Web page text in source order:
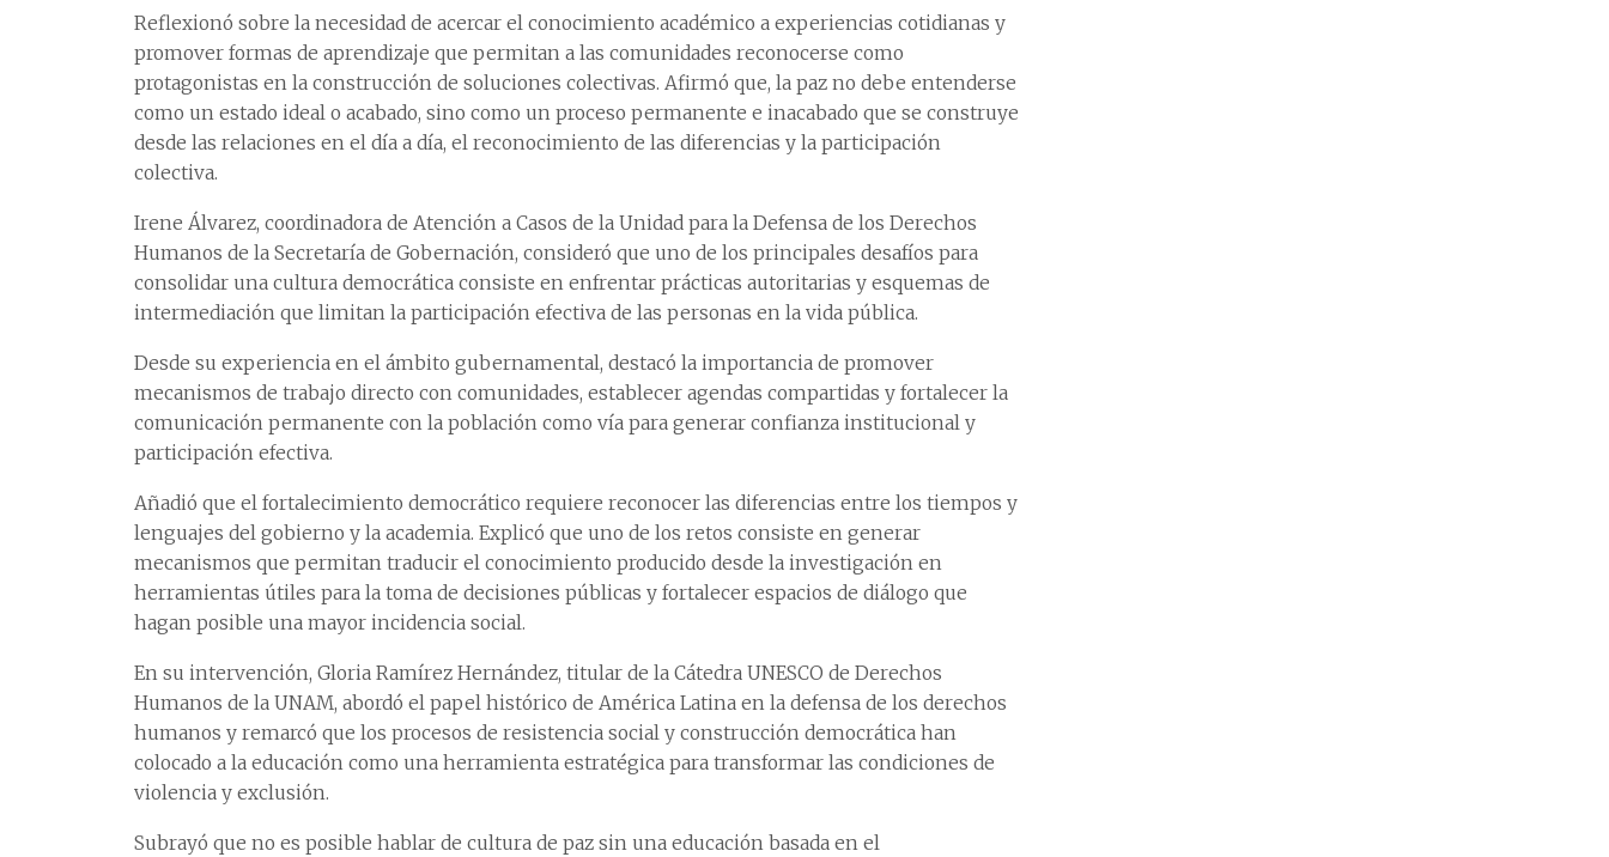
Reflexionó sobre la necesidad de acercar el conocimiento académico a experiencias cotidianas y
promover formas de aprendizaje que permitan a las comunidades reconocerse como
protagonistas en la construcción de soluciones colectivas. Afirmó que, la paz no debe entenderse
como un estado ideal o acabado, sino como un proceso permanente e inacabado que se construye
desde las relaciones en el día a día, el reconocimiento de las diferencias y la participación
colectiva.
Irene Álvarez, coordinadora de Atención a Casos de la Unidad para la Defensa de los Derechos
Humanos de la Secretaría de Gobernación, consideró que uno de los principales desafíos para
consolidar una cultura democrática consiste en enfrentar prácticas autoritarias y esquemas de
intermediación que limitan la participación efectiva de las personas en la vida pública.
Desde su experiencia en el ámbito gubernamental, destacó la importancia de promover
mecanismos de trabajo directo con comunidades, establecer agendas compartidas y fortalecer la
comunicación permanente con la población como vía para generar confianza institucional y
participación efectiva.
Añadió que el fortalecimiento democrático requiere reconocer las diferencias entre los tiempos y
lenguajes del gobierno y la academia. Explicó que uno de los retos consiste en generar
mecanismos que permitan traducir el conocimiento producido desde la investigación en
herramientas útiles para la toma de decisiones públicas y fortalecer espacios de diálogo que
hagan posible una mayor incidencia social.
En su intervención, Gloria Ramírez Hernández, titular de la Cátedra UNESCO de Derechos
Humanos de la UNAM, abordó el papel histórico de América Latina en la defensa de los derechos
humanos y remarcó que los procesos de resistencia social y construcción democrática han
colocado a la educación como una herramienta estratégica para transformar las condiciones de
violencia y exclusión.
Subrayó que no es posible hablar de cultura de paz sin una educación basada en el